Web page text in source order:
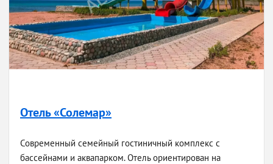
Отель «Солемар»
Современный семейный гостиничный комплекс с
бассейнами и аквапарком. Отель ориентирован на